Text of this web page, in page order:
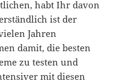
habt Ihr davon
ist der
Jahren
damit, die besten
zu testen und
mit diesen